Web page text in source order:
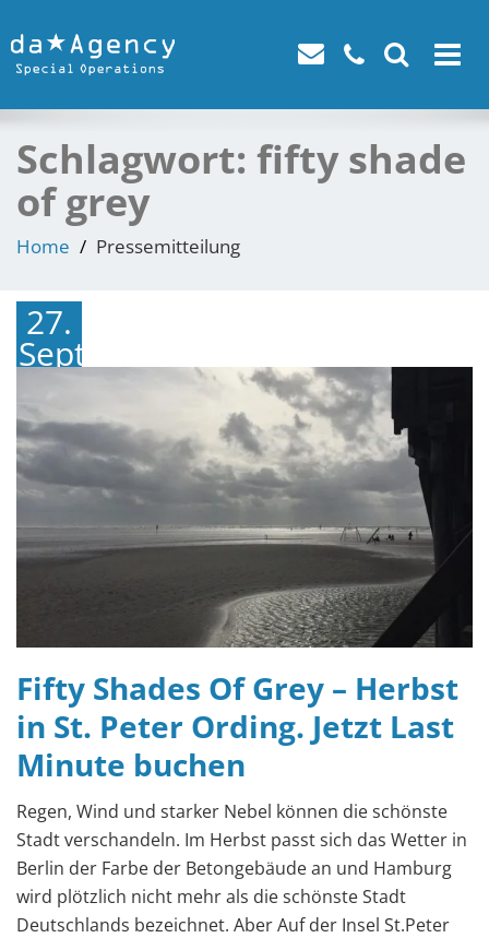
Toggle
Schlagwort: fifty shade
of grey
Home Pressemitteilung
27.
September
2018
Fifty Shades Of Grey – Herbst
in St. Peter Ording. Jetzt Last
Minute buchen
Regen, Wind und starker Nebel können die schönste
Stadt verschandeln. Im Herbst passt sich das Wetter in
Berlin der Farbe der Betongebäude an und Hamburg
wird plötzlich nicht mehr als die schönste Stadt
Deutschlands bezeichnet. Aber Auf der Insel St.Peter